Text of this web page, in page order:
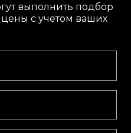
выполнить подбор
с учетом ваших